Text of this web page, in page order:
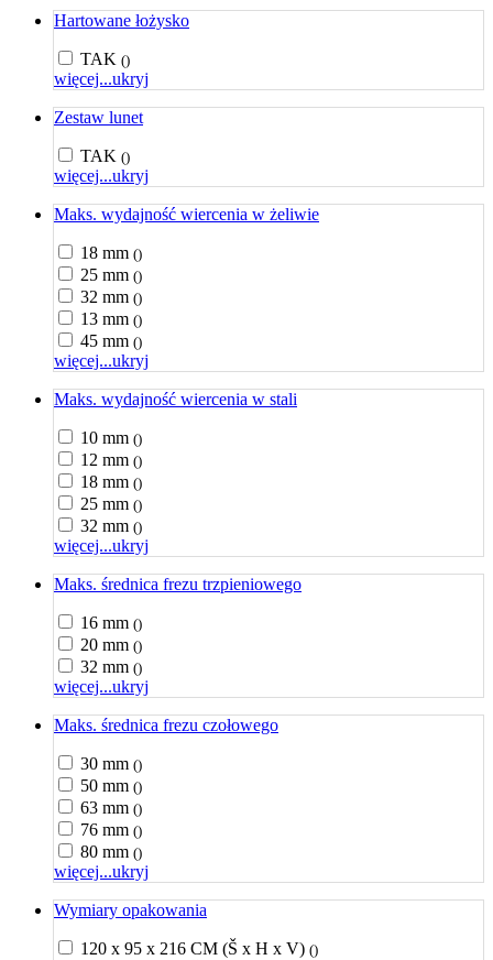
Hartowane łożysko
TAK ()
więcej...ukryj
Zestaw lunet
TAK ()
więcej...ukryj
Maks. wydajność wiercenia w żeliwie
18 mm ()
25 mm ()
32 mm ()
13 mm ()
45 mm ()
więcej...ukryj
Maks. wydajność wiercenia w stali
10 mm ()
12 mm ()
18 mm ()
25 mm ()
32 mm ()
więcej...ukryj
Maks. średnica frezu trzpieniowego
16 mm ()
20 mm ()
32 mm ()
więcej...ukryj
Maks. średnica frezu czołowego
30 mm ()
50 mm ()
63 mm ()
76 mm ()
80 mm ()
więcej...ukryj
Wymiary opakowania
120 x 95 x 216 CM (Š x H x V) ()